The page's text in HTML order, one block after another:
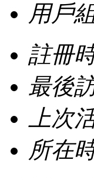
用戶
註冊
最後
上次
所在